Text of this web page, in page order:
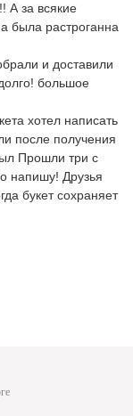
А за всякие
растроганна
и доставили
большое
хотел написать
после получения
Прошли три с
напишу! Друзья
букет сохраняет